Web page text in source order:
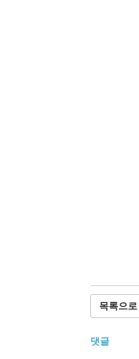
목록으로
댓글